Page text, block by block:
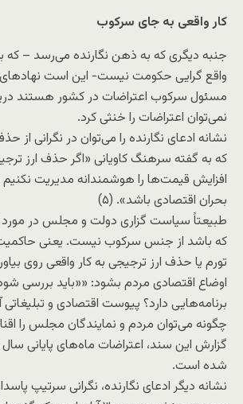
کار واقعی به جای سرکوب
جنبه دیگری که به ذهن نگارنده می‌رسد – که
واقع گرایی حکومت نیست- این است نهادهای
مسئول سرکوب اعتراضات در کشور هستند
نمی‌توان اعتراضات را خنثی کرد.
نشانه ادعای نگارنده را می‌توان در نگرانی از
که به گفته سرهنگ کاویانی «اگر حذف ارز
افزایش قیمت‌ها را هوشمندانه مدیریت
بحران اقتصادی باشد». (۵)
طبیعتاً سیاست گزاری دولت و مجلس در مورد
که باشد از جنس سرکوب نیست. یعنی حاکمیت
تورم یا حذف ارز ترجیجی به کار واقعی روی
اوضاع اقتصادی مردم بشود: ««باید بررسی
برنامه‌هایی دارد؟ پیوست اقتصادی و
چگونه می‌توان مردم و نمایندگان مجلس را
گزارش این سند، اعتراضات ماه‌های پایانی
شده است.
نشانه دیگر ادعای نگارنده، نگرانی سرتیپ